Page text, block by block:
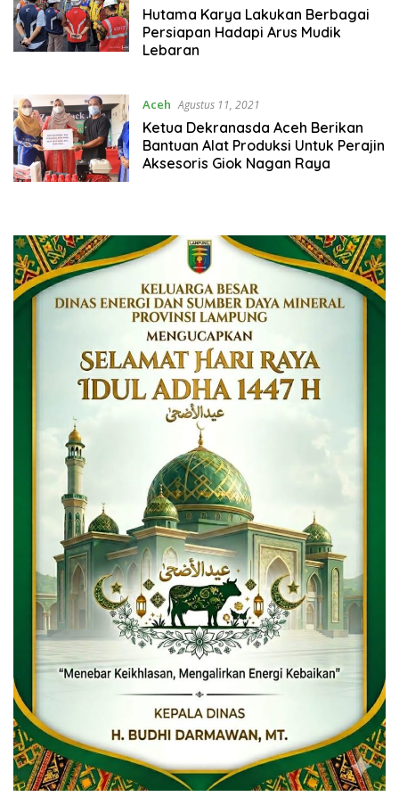
Maret 25, 2022
Hutama Karya Lakukan Berbagai
Persiapan Hadapi Arus Mudik
Lebaran
Aceh Agustus 11, 2021
Ketua Dekranasda Aceh Berikan
Bantuan Alat Produksi Untuk Perajin
Aksesoris Giok Nagan Raya